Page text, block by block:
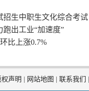
招生中职生文化综合考试
跑出工业“加速度”
比上涨0.7%
权声明 网站地图 联系我们